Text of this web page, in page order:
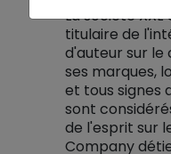
La société
titulaire de
d'auteur sur le
ses marques,
et tous signes
sont
de l'esprit sur
Company